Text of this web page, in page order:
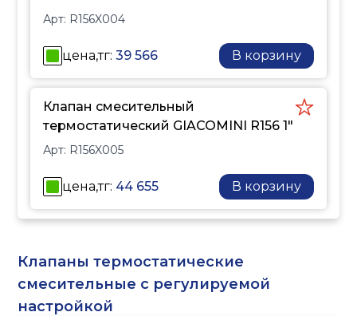
Арт: R156X004
цена,тг:39 566 В корзину
Клапан смесительный
термостатический GIACOMINI R156 1"
Арт: R156X005
цена,тг: 44 655 В корзину
Клапаны термостатические
смесительные с регулируемой
настройкой